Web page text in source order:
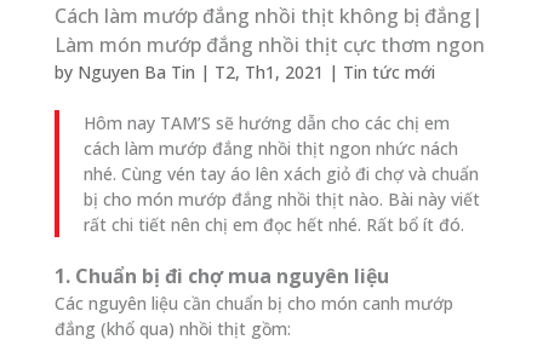
Cách làm mướp đắng nhồi thịt không bị đắng|
Làm món mướp đắng nhồi thịt cực thơm ngon
by Nguyen Ba Tin | T2, Th1, 2021 | Tin tức mới
Hôm nay TAM’S sẽ hướng dẫn cho các chị em
cách làm mướp đắng nhồi thịt ngon nhức nách
nhé. Cùng vén tay áo lên xách giỏ đi chợ và chuẩn
bị cho món mướp đắng nhồi thịt nào. Bài này viết
rất chi tiết nên chị em đọc hết nhé. Rất bổ ít đó.
1. Chuẩn bị đi chợ mua nguyên liệu
Các nguyên liệu cần chuẩn bị cho món canh mướp
đắng (khổ qua) nhồi thịt gồm: